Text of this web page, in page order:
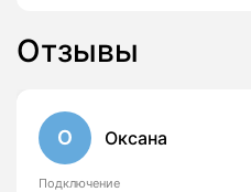
Отзывы
О Оксана
Подключение